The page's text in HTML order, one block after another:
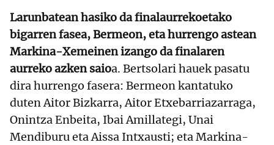
Larunbatean hasiko da finalaurrekoetako
bigarren fasea, Bermeon, eta hurrengo astean
Markina-Xemeinen izango da finalaren
aurreko azken saioa. Bertsolari hauek pasatu
dira hurrengo fasera: Bermeon kantatuko
duten Aitor Bizkarra, Aitor Etxebarriazarraga,
Onintza Enbeita, Ibai Amillategi, Unai
Mendiburu eta Aissa Intxausti; eta Markina-